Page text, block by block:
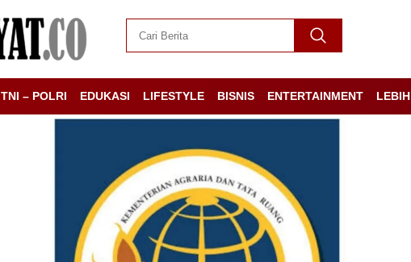
TNI – POLRI EDUKASI LIFESTYLE BISNIS ENTERTAINMENT LEBIH